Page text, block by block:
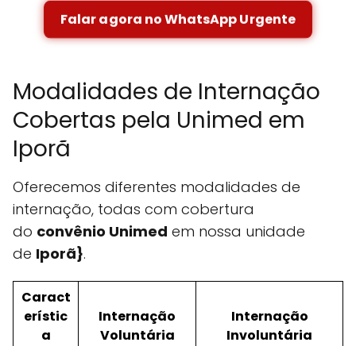
Falar agora no WhatsApp Urgente
Modalidades de Internação
Cobertas pela Unimed em
Iporã
Oferecemos diferentes modalidades de
internação, todas com cobertura
do convênio Unimed em nossa unidade
de Iporã}.
Caract
erístic
a
Internação
Voluntária
Internação
Involuntária